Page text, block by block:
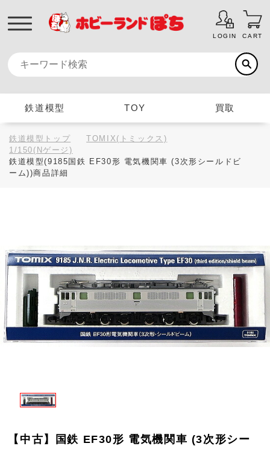
LOGIN CART
鉄道模型 TOY 買取
鉄道模型トップ
TOMIX(トミックス)
1/150(Nゲージ)
鉄道模型(9185国鉄 EF30形 電気機関車 (3次形シールドビ
ーム))商品詳細
【中古】国鉄 EF30形 電気機関車 (3次形シー